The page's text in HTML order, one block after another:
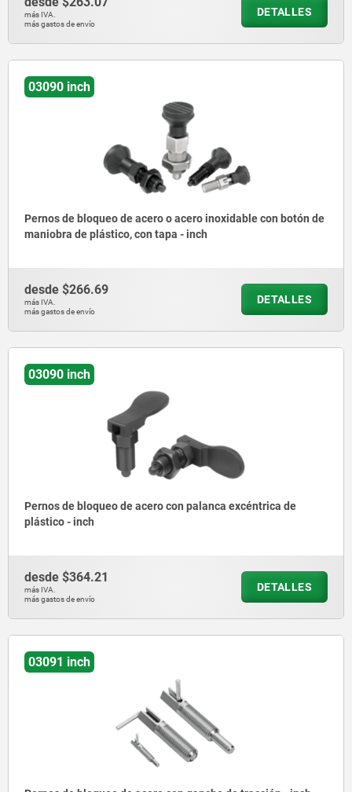
más IVA.
más gastos de envío
DETALLES
03090 inch
Pernos de bloqueo de acero o acero inoxidable con botón de
maniobra de plástico, con tapa - inch
desde $266.69
más IVA.
más gastos de envío
DETALLES
03090 inch
Pernos de bloqueo de acero con palanca excéntrica de
plástico - inch
desde $364.21
más IVA.
más gastos de envío
DETALLES
03091 inch